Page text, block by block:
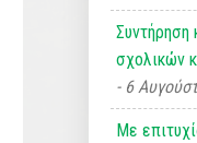
Συντήρηση
σχολικών
6
Με